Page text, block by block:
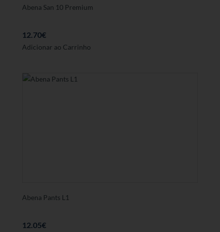
Abena San 10 Premium
12.70€
Adicionar ao Carrinho
Abena Pants L1
12.05€